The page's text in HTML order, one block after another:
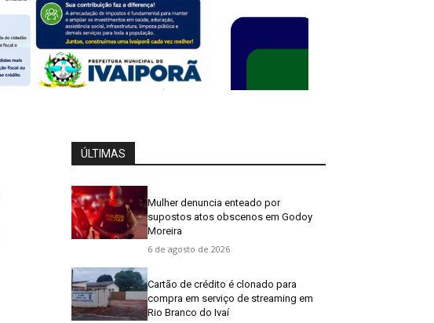
ÚLTIMAS
Mulher denuncia enteado por
supostos atos obscenos em Godoy
Moreira
6 de agosto de 2026
Cartão de crédito é clonado para
compra em serviço de streaming em
Rio Branco do Ivaí